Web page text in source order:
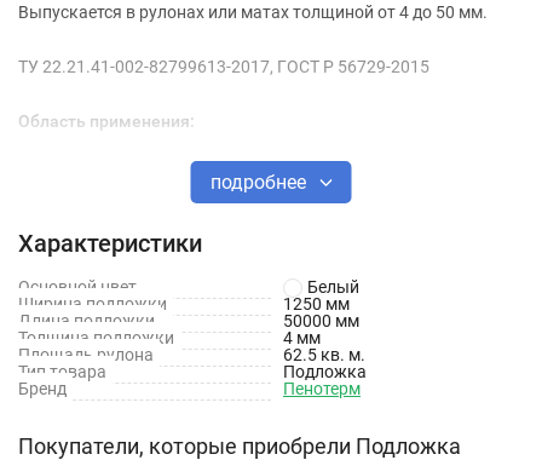
Выпускается в рулонах или матах толщиной от 4 до 50 мм.
ТУ 22.21.41-002-82799613-2017, ГОСТ Р 56729-2015
Область применения:
В строительстве: для основного или дополнительного
утепления ограждающих конструкций в малоэтажном или
частном домостроении, для тепло-, гидро-, паро- и
уплотнения стеклопакетов; утепления и шумоизоляции
систем вентиляции, кондиционирования и канализации;
теплоизоляции трубопроводов
В легкой промышленности: товары для спорта и отдыха,
подробнее
Характеристики
Основной цвет
Белый
Ширина подложки
1250 мм
Длина подложки
50000 мм
Толщина подложки
4 мм
Площадь рулона
62.5 кв. м.
Тип товара
Подложка
Бренд
Пенотерм
Покупатели, которые приобрели Подложка